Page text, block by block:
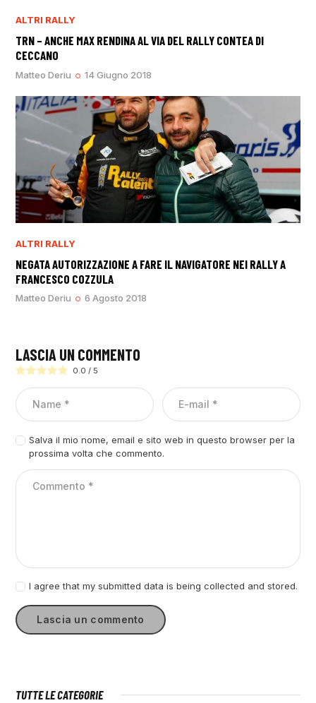
ALTRI RALLY
TRN – ANCHE MAX RENDINA AL VIA DEL RALLY CONTEA DI
CECCANO
Matteo Deriu 14 Giugno 2018
ALTRI RALLY
NEGATA AUTORIZZAZIONE A FARE IL NAVIGATORE NEI RALLY A
FRANCESCO COZZULA
Matteo Deriu 6 Agosto 2018
LASCIA UN COMMENTO
0.0 / 5
Salva il mio nome, email e sito web in questo browser per la
prossima volta che commento.
I agree that my submitted data is being collected and stored.
TUTTE LE CATEGORIE